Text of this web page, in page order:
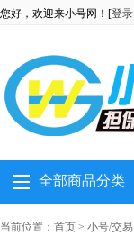
您好，欢迎来小号网！[登录
全部商品分类
当前位置： 首页 > 小号/交易